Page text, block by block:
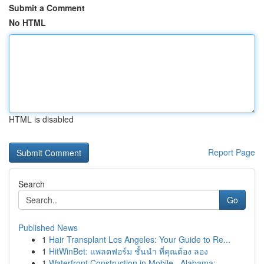
Submit a Comment
No HTML
HTML is disabled
Report Page
Search
Go
Published News
1 Hair Transplant Los Angeles: Your Guide to Re...
1 HitWinBet: แพลตฟอร์ม ชั้นนำ ที่คุณต้อง ลอง